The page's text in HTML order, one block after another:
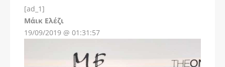
[ad_1]
Μάικ Ελέζι
19/09/2019 @ 01:31:57